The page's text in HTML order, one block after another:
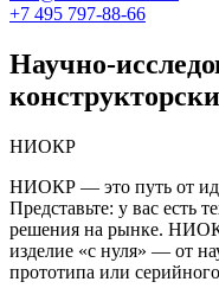
+7 495 797-88-66
Научно-
НИОКР
НИОКР — это путь от
Представьте: у вас есть
решения на рынке.
изделие «с нуля» — от
прототипа или